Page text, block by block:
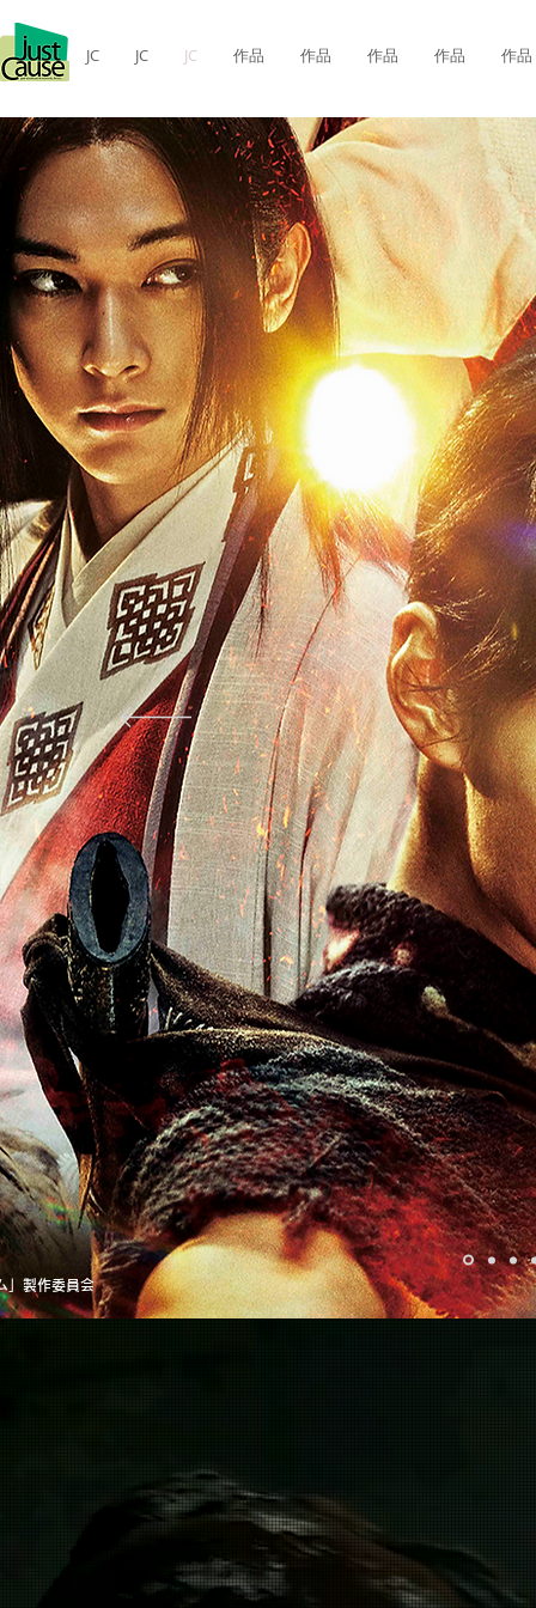
JC JC JC 作品 作品 作品 作品 作品
製作委員会